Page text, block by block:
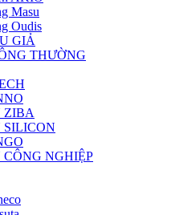
Masu
Oudis
GIẢ
THƯỜNG
ZIBA
NGHIỆP